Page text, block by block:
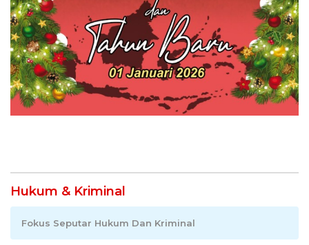
Hukum & Kriminal
Fokus Seputar Hukum Dan Kriminal